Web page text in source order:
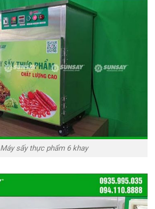
Máy sấy thực phẩm 6 khay